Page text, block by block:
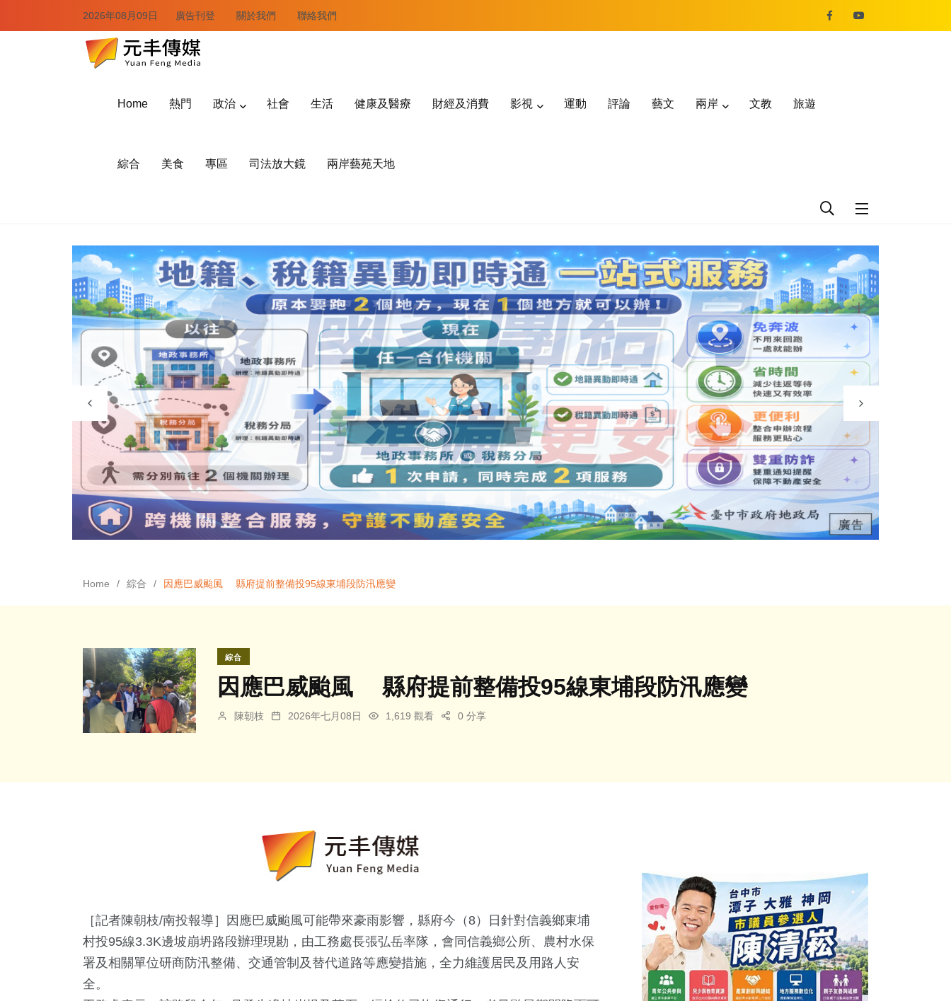
2026年08月09日 廣告刊登 關於我們 聯絡我們
Home 熱門 政治 社會 生活 健康及醫療 財經及消費 影視 運動 評論 藝文 兩岸 文教 旅遊
綜合 美食 專區 司法放大鏡 兩岸藝苑天地
Home 綜合 因應巴威颱風 縣府提前整備投95線東埔段防汛應變
綜合
因應巴威颱風 縣府提前整備投95線東埔段防汛應變
陳朝枝 2026年七月08日 1,619 觀看 0 分享
［記者陳朝枝/南投報導］因應巴威颱風可能帶來豪雨影響，縣府今（8）日針對信義鄉東埔
村投95線3.3K邊坡崩坍路段辦理現勘，由工務處長張弘岳率隊，會同信義鄉公所、農村水保
署及相關單位研商防汛整備、交通管制及替代道路等應變措施，全力維護居民及用路人安
全。